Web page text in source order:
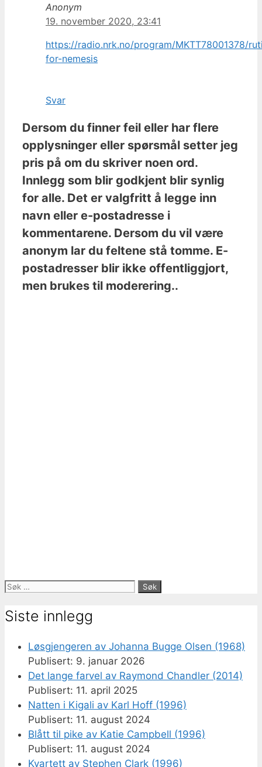
Anonym
19. november 2020, 23:41
https://radio.nrk.no/program/MKTT78001378/
for-nemesis
Svar
Dersom du finner feil eller har flere
opplysninger eller spørsmål setter jeg
pris på om du skriver noen ord.
Innlegg som blir godkjent blir synlig
for alle. Det er valgfritt å legge inn
navn eller e-postadresse i
kommentarene. Dersom du vil være
anonym lar du feltene stå tomme. E-
postadresser blir ikke offentliggjort,
men brukes til moderering..
Søk
Siste innlegg
Løsgjengeren av Johanna Bugge Olsen (1968)
9. januar 2026
Det lange farvel av Raymond Chandler (2014)
11. april 2025
Natten i Kigali av Karl Hoff (1996)
11. august 2024
Blått til pike av Katie Campbell (1996)
11. august 2024
Kvartett av Stephen Clark (1996)